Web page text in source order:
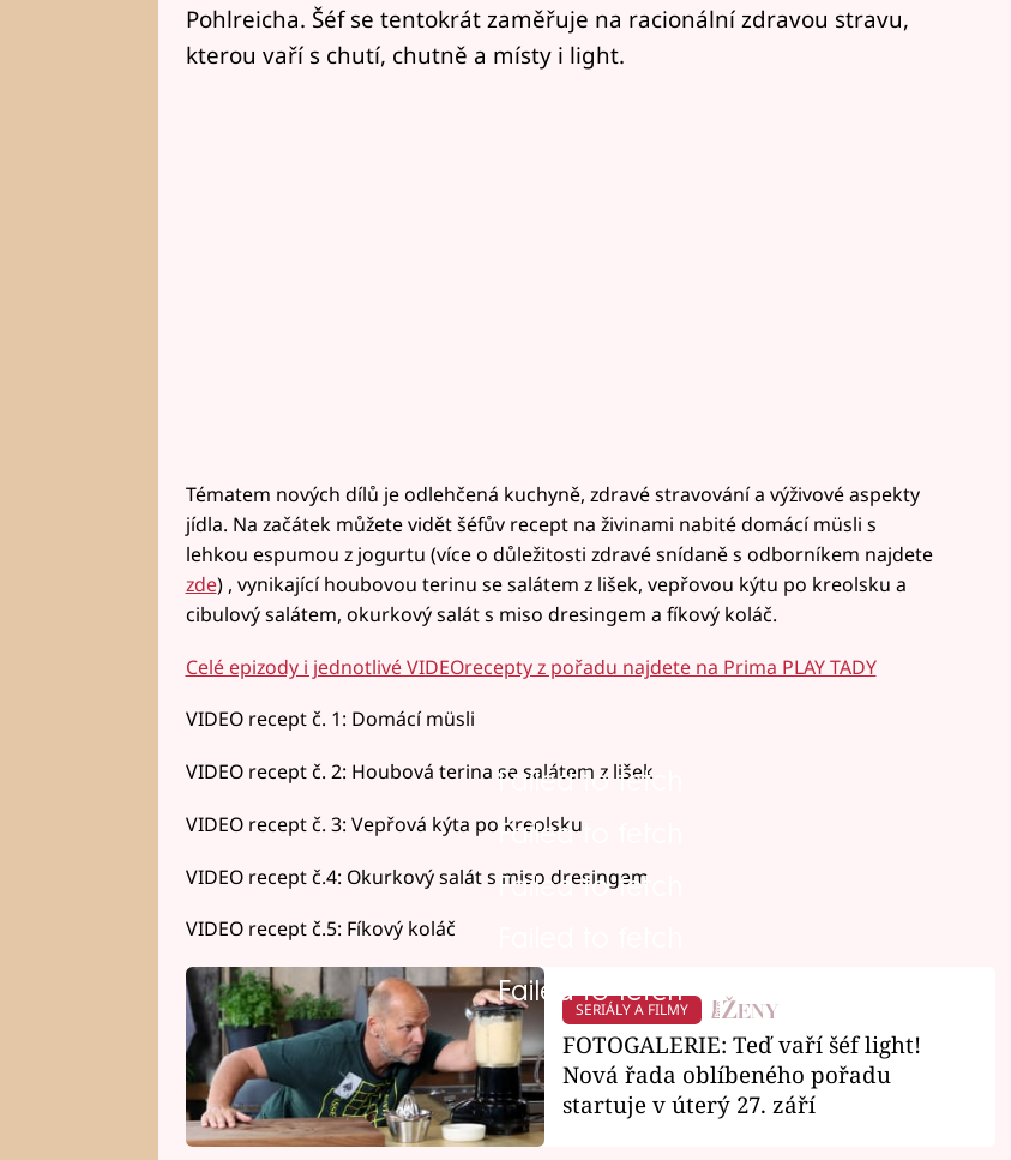
Pohlreicha. Šéf se tentokrát zaměřuje na racionální zdravou stravu,
kterou vaří s chutí, chutně a místy i light.
Tématem nových dílů je odlehčená kuchyně, zdravé stravování a výživové aspekty
jídla. Na začátek můžete vidět šéfův recept na živinami nabité domácí müsli s
lehkou espumou z jogurtu (více o důležitosti zdravé snídaně s odborníkem najdete
zde) , vynikající houbovou terinu se salátem z lišek, vepřovou kýtu po kreolsku a
cibulový salátem, okurkový salát s miso dresingem a fíkový koláč.
Celé epizody i jednotlivé VIDEOrecepty z pořadu najdete na Prima PLAY TADY
VIDEO recept č. 1: Domácí müsli
Failed to fetch
VIDEO recept č. 2: Houbová terina se salátem z lišek
Failed to fetch
VIDEO recept č. 3: Vepřová kýta po kreolsku
Failed to fetch
VIDEO recept č.4: Okurkový salát s miso dresingem
VIDEO recept č.5: Fíkový koláč
Failed to fetch
SERIÁLY A FILMY
FOTOGALERIE: Teď vaří šéf light!
Nová řada oblíbeného pořadu
startuje v úterý 27. září